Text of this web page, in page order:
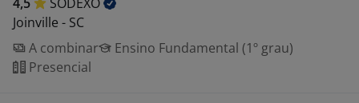
Joinville - SC
A combinar
Ensino Fundamental (1º grau)
Presencial